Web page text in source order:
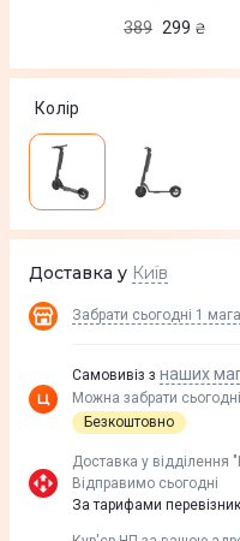
389 299 ₴
Колір
Доставка у Київ
Забрати сьогодні 1
Самовивіз з наших
Можна забрати сьогодні
Безкоштовно
Доставка у вiддiлення
Відправимо сьогодні
За тарифами